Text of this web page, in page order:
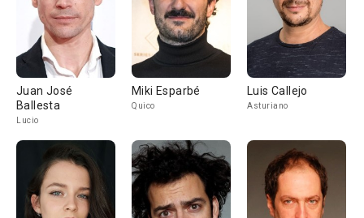
Juan José
Ballesta
Lucio
Miki Esparbé
Quico
Luis Callejo
Asturiano